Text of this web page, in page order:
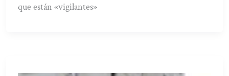
que están «vigilantes»